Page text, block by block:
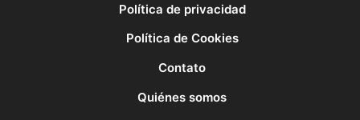
Política de privacidad
Política de Cookies
Contato
Quiénes somos